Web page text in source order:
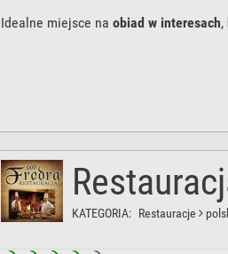
Idealne miejsce na obiad w interesach,
KATEGORIA: Restauracje